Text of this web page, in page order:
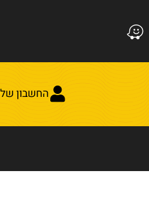
החשבון